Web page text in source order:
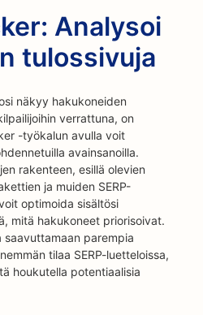
Analysoi
tulossivuja
näkyy hakukoneiden
verrattuna, on
-työkalun avulla voit
avainsanoilla.
rakenteen, esillä olevien
ja muiden SERP-
optimoida sisältösi
mitä hakukoneet priorisoivat.
saavuttamaan parempia
tilaa SERP-luetteloissa,
houkutella potentiaalisia